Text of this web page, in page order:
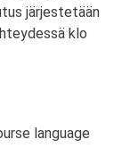
järjestetään
klo
language